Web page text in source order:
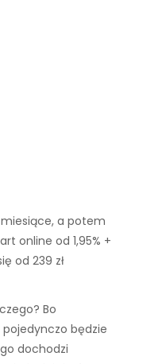
miesiące, a potem
online od 1,95% +
od 239 zł
Bo
będzie
dochodzi